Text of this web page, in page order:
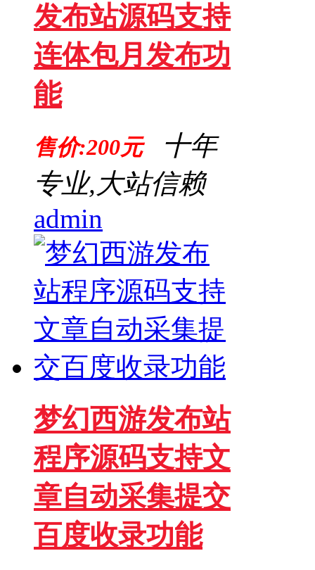
发布站源码支持
连体包月发布功
能
售价:200元
十年
专业,大站信赖
admin
梦幻西游发布站
程序源码支持文
章自动采集提交
百度收录功能